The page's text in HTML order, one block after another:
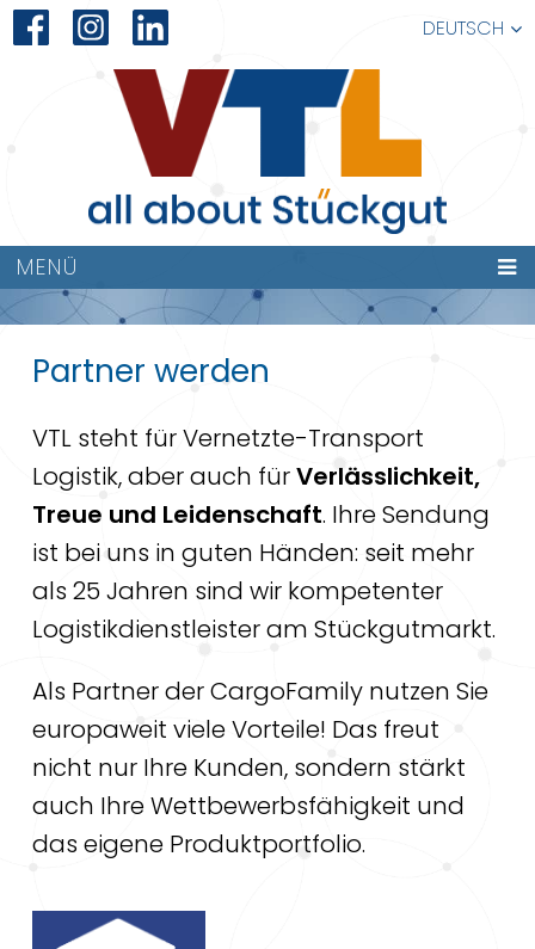
DEUTSCH
MENÜ
PARTNER
WERDEN
Partner werden
VTL steht für Vernetzte-Transport
Logistik, aber auch fürVerlässlichkeit,
Treue und Leidenschaft. Ihre Sendung
ist bei uns in guten Händen: seit mehr
als 25 Jahren sind wir kompetenter
Logistikdienstleister am Stückgutmarkt.
Als Partner der CargoFamily nutzen Sie
europaweit viele Vorteile! Das freut
nicht nur Ihre Kunden, sondern stärkt
auch Ihre Wettbewerbsfähigkeit und
das eigene Produktportfolio.